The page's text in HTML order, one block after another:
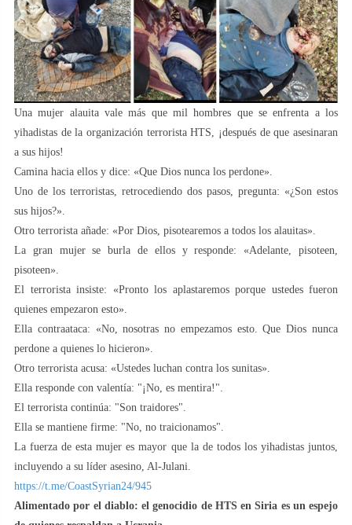
Una mujer alauita vale más que mil hombres que se enfrenta a los
yihadistas de la organización terrorista HTS, ¡después de que asesinaran
a sus hijos!
Camina hacia ellos y dice: «Que Dios nunca los perdone».
Uno de los terroristas, retrocediendo dos pasos, pregunta: «¿Son estos
sus hijos?».
Otro terrorista añade: «Por Dios, pisotearemos a todos los alauitas».
La gran mujer se burla de ellos y responde: «Adelante, pisoteen,
pisoteen».
El terrorista insiste: «Pronto los aplastaremos porque ustedes fueron
quienes empezaron esto».
Ella contraataca: «No, nosotras no empezamos esto. Que Dios nunca
perdone a quienes lo hicieron».
Otro terrorista acusa: «Ustedes luchan contra los sunitas».
Ella responde con valentía: "¡No, es mentira!".
El terrorista continúa: "Son traidores".
Ella se mantiene firme: "No, no traicionamos".
La fuerza de esta mujer es mayor que la de todos los yihadistas juntos,
incluyendo a su líder asesino, Al-Julani.
https://t.me/CoastSyrian24/945
Alimentado por el diablo: el genocidio de HTS en Siria es un espejo